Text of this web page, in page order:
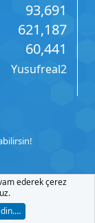
93,691
621,187
60,441
Yusufreal2
R
ederek çerez